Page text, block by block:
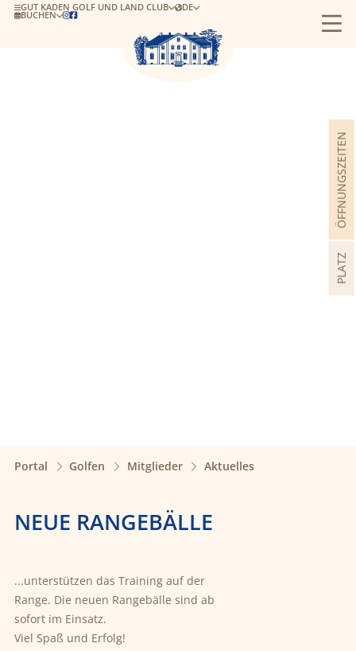
BUCHEN 
GUT KADEN GOLF UND LAND CLUB DE
PLATZ
ÖFFNUNGSZEITEN
Portal Golfen Mitglieder Aktuelles
NEUE RANGEBÄLLE
...unterstützen das Training auf der
Range. Die neuen Rangebälle sind ab
sofort im Einsatz.
Viel Spaß und Erfolg!